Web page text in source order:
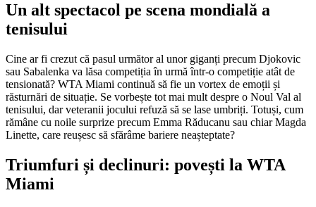
Un alt spectacol pe scena mondială a
tenisului
Cine ar fi crezut că pasul următor al unor giganți precum Djokovic
sau Sabalenka va lăsa competiția în urmă într-o competiție atât de
tensionată? WTA Miami continuă să fie un vortex de emoții și
răsturnări de situație. Se vorbește tot mai mult despre o Noul Val al
tenisului, dar veteranii jocului refuză să se lase umbriți. Totuși, cum
rămâne cu noile surprize precum Emma Răducanu sau chiar Magda
Linette, care reușesc să sfărâme bariere neașteptate?
Triumfuri și declinuri: povești la WTA
Miami